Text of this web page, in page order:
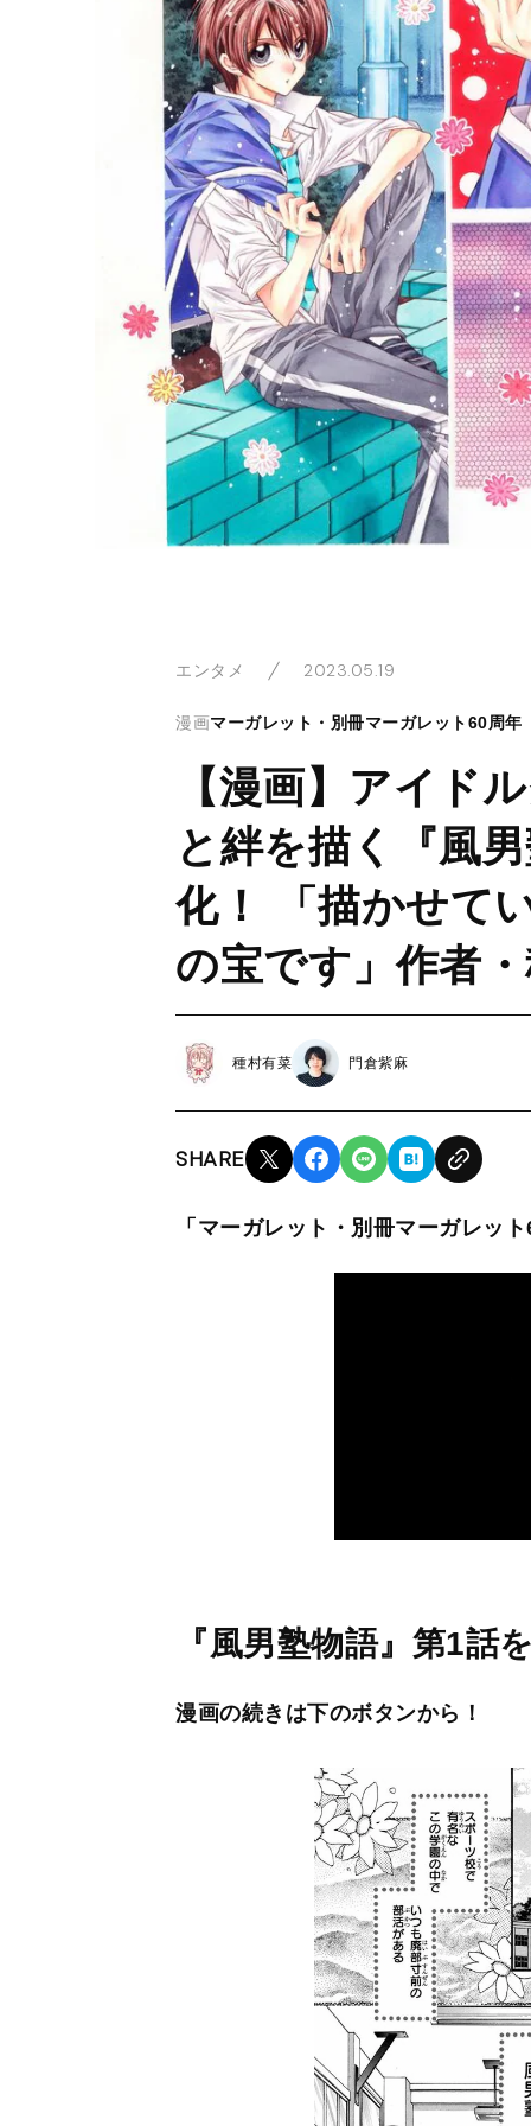
エンタメ 2023.05.19
漫画マーガレット・別冊マーガレット60周年
【漫画】アイド
と絆を描く『風
化！ 「描かせて
の宝です」作者
種村有菜 門倉紫麻
SHARE
「マーガレット・別冊マーガレッ
『風男塾物語』第1話
漫画の続きは下のボタンから！